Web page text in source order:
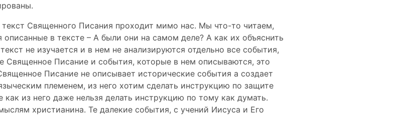
Священного Писания проходит мимо нас. Мы что-то читаем,
в тексте – А были они на самом деле? А как их объяснить
не изучается и в нем не анализируются отдельно все события,
Писание и события, которые в нем описываются, это
Писание не описывает исторические события а создает
племенем, из него хотим сделать инструкцию по защите
из него даже нельзя делать инструкцию по тому как думать.
христианина. Те далекие события, с учений Иисуса и Его